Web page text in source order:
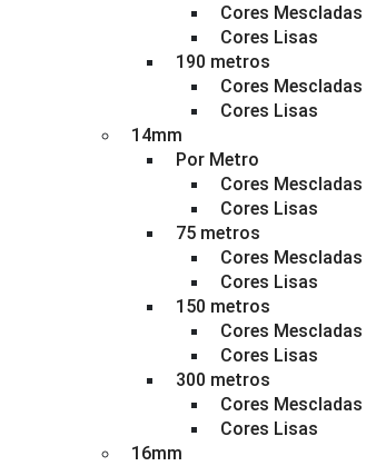
Cores Mescladas
Cores Lisas
190 metros
Cores Mescladas
Cores Lisas
14mm
Por Metro
Cores Mescladas
Cores Lisas
75 metros
Cores Mescladas
Cores Lisas
150 metros
Cores Mescladas
Cores Lisas
300 metros
Cores Mescladas
Cores Lisas
16mm